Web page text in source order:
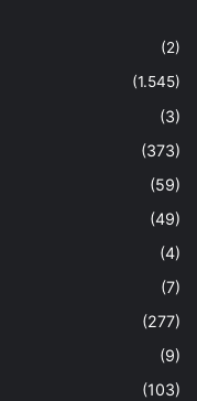
(2)
(1.545)
(3)
(373)
(59)
(49)
(4)
(7)
(277)
(9)
(103)